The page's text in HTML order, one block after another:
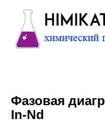
ХИМИЧЕСКАЯ
ПОСУДА
Фазовая
In-Nd